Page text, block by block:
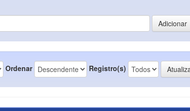
Ordenar Registro(s)